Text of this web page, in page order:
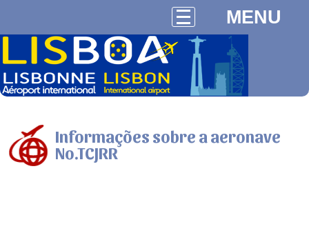
MENU
Informações sobre a aeronave
No.TCJRR